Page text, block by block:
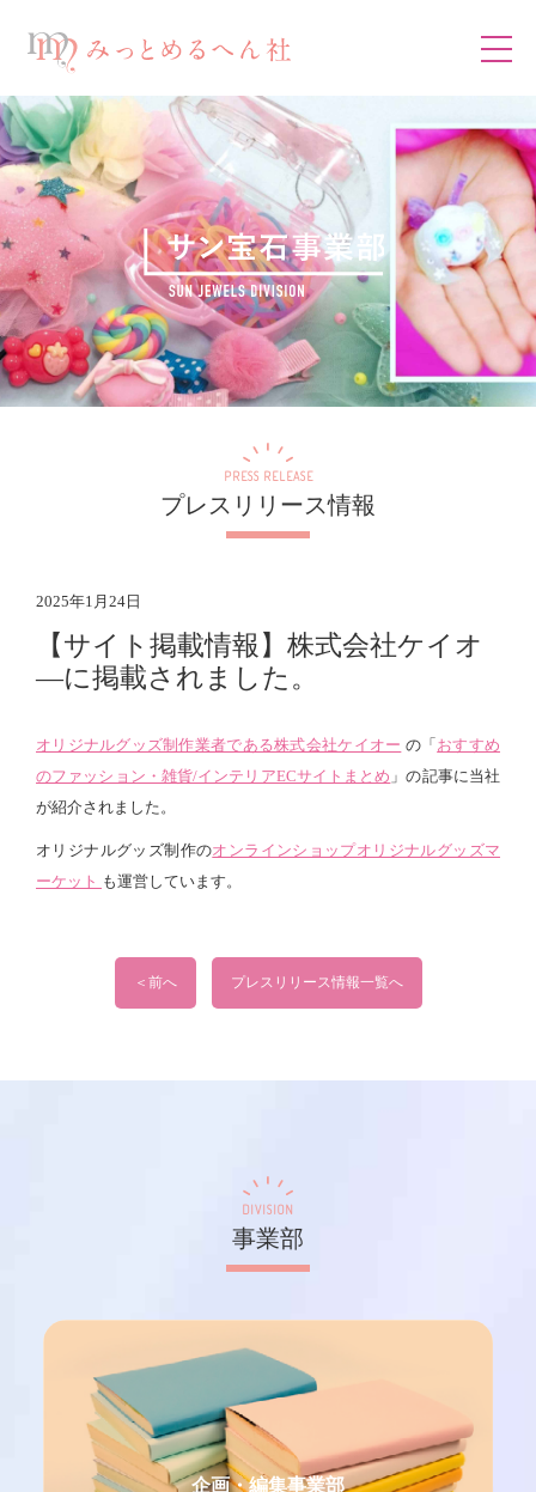
プレスリリース情報
PRESS RELEASE
2025年1月24日
【サイト掲載情報】株式会社ケイオ
―に掲載されました。
オリジナルグッズ制作業者である株式会社ケイオー の「 おすすめ
のファッション・雑貨/インテリアECサイトまとめ 」の記事に当社
が紹介されました。
オリジナルグッズ制作のオンラインショップオリジナルグッズマ
ーケット も運営しています。
＜前へ プレスリリース情報一覧へ
事業部
DIVISION
企画・編集事業部